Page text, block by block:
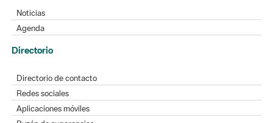
Directorio de contacto
Redes sociales
Buzón de sugerencias
Opinión sobre los parques